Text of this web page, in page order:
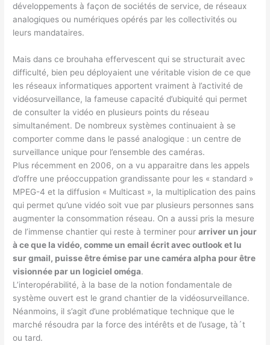
développements à façon de sociétés de service, de réseaux
analogiques ou numériques opérés par les collectivités ou
leurs mandataires.
Mais dans ce brouhaha effervescent qui se structurait avec
difficulté, bien peu déployaient une véritable vision de ce que
les réseaux informatiques apportent vraiment à l’activité de
vidéosurveillance, la fameuse capacité d’ubiquité qui permet
de consulter la vidéo en plusieurs points du réseau
simultanément. De nombreux systèmes continuaient à se
comporter comme dans le passé analogique : un centre de
surveillance unique pour l’ensemble des caméras.
Plus récemment en 2006, on a vu apparaitre dans les appels
d’offre une préoccuppation grandissante pour les « standard »
MPEG-4 et la diffusion « Multicast », la multiplication des pains
qui permet qu’une vidéo soit vue par plusieurs personnes sans
augmenter la consommation réseau. On a aussi pris la mesure
de l’immense chantier qui reste à terminer pourarriver un jour
à ce que la vidéo, comme un email écrit avec outlook et lu
sur gmail, puisse être émise par une caméra alpha pour être
visionnée par un logiciel oméga.
L’interopérabilité, à la base de la notion fondamentale de
système ouvert est le grand chantier de la vidéosurveillance.
Néanmoins, il s’agit d’une problématique technique que le
marché résoudra par la force des intérêts et de l’usage, tà´t
ou tard.